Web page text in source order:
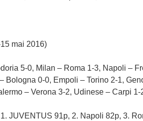
mai 2016)
5-0, Milan – Roma 1-3, Napoli –
Bologna 0-0, Empoli – Torino 2-1,
– Verona 3-2, Udinese – Carpi 1-
JUVENTUS 91p, 2. Napoli 82p, 3.